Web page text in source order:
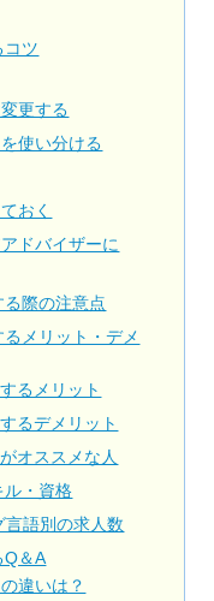
コツ
更する
使い分ける
おく
ドバイザーに
際の注意点
メリット・デメ
るメリット
るデメリット
オススメな人
ル・資格
言語別の求人数
Q＆A
違いは？